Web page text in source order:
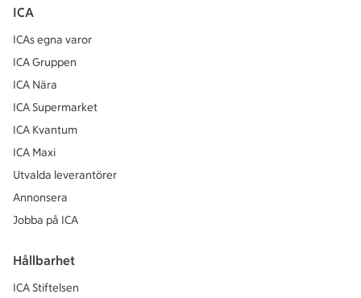
ICA
ICAs egna varor
ICA Gruppen
ICA Nära
ICA Supermarket
ICA Kvantum
ICA Maxi
Utvalda leverantörer
Annonsera
Jobba på ICA
Hållbarhet
ICA Stiftelsen